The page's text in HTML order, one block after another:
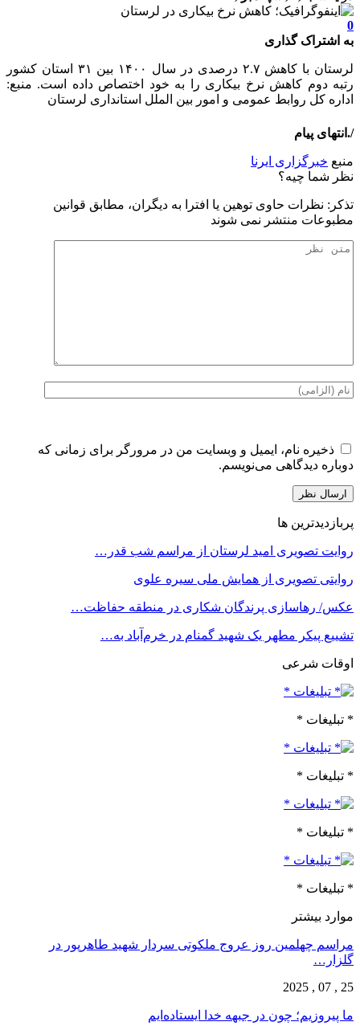
0
به اشتراک گذاری
لرستان با کاهش ۲.۷ درصدی در سال ۱۴۰۰ بین ۳۱ استان کشور
رتبه دوم کاهش نرخ بیکاری را به خود اختصاص داده است. منبع:
اداره کل روابط عمومی و امور بین الملل استانداری لرستان
/.انتهای پیام
منبع خبرگزاری ایرنا
نظر شما چیه؟
تذكر: نظرات حاوی توهين يا افترا به ديگران، مطابق قوانين
مطبوعات منتشر نمی شوند
ذخیره نام، ایمیل و وبسایت من در مرورگر برای زمانی که
دوباره دیدگاهی می‌نویسم.
پربازدیدترین ها
روایت تصویری امید لرستان از مراسم شب قدر…
روایتی تصویری از همایش ملی سیره علوی
عکس/ رهاسازی پرندگان شکاری در منطقه حفاظت…
تشییع پیکر مطهر یک شهید گمنام در خرم‌آباد به…
اوقات شرعی
* تبلیغات *
* تبلیغات *
* تبلیغات *
* تبلیغات *
موارد بیشتر
مراسم چهلمین روز عروج ملکوتی سردار شهید طاهرپور در
گلزار…
25 , 07 , 2025
ما پیروزیم؛ چون در جبهه خدا ایستاده‌ایم